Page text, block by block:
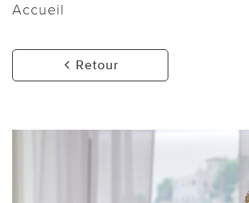
Accueil
Retour